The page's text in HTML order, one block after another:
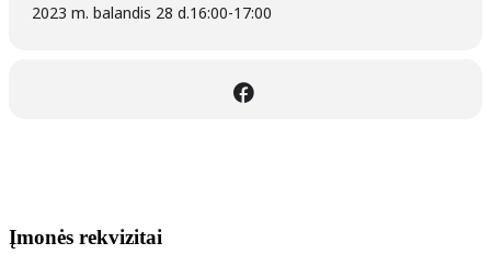
2023 m. balandis 28 d.16:00-17:00
Įmonės rekvizitai